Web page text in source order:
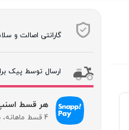
گارانتی اصالت و
ارسال توسط پیک
هر قسط اسنپ پی :
4 قسط ماهانه، بدون سود، چک و ضامن.